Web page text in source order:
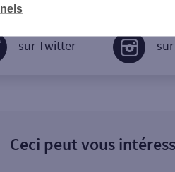
sur Twitter
Ceci peut vous